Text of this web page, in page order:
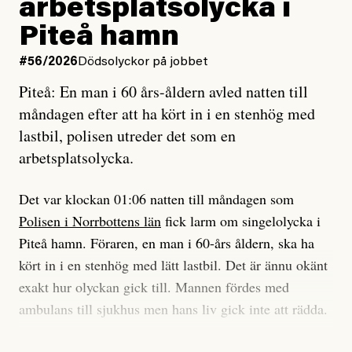
tidning?
Vad är bra journalistik?
Ett försök till korta svar som jag hoppas kan förtydliga
för Kuhn och Sassarinis-McGowan och andra hur jag
som chefredaktör ser på Dagens ETC:s uppdrag och
roll.
Vi skriver för våra läsare som vill bli informerade,
överraskade, bekräftade, utmanade – och som kräver
att vi granskar allt och alla.
Vi är som sagt en röd, grön och oberoende tidning.
Det betyder en annan journalistik än vad du hittar i
enligt uråldrig metod
och lade min sista ungdom
på att laga en gammal bod.
Jag sökte ljuset och meningen,
efter det som var rent, rätt och sant,
och aldrig såg jag det klarare än
när jag ombord på bussen hjälpte en tant.
#23/2026Intervjun
Jesper Lundby: ”Livet i sig
är ganska politiskt”
arbetsplatsolycka i
Piteå hamn
#56/2026 Dödsolyckor på jobbet
Piteå: En man i 60 års-åldern avled natten till
måndagen efter att ha kört in i en stenhög med
lastbil, polisen utreder det som en
arbetsplatsolycka.
Det var klockan 01:06 natten till måndagen som
Polisen i Norrbottens län fick larm om singelolycka i
Piteå hamn. Föraren, en man i 60-års åldern, ska ha
kört in i en stenhög med lätt lastbil. Det är ännu okänt
exakt hur olyckan gick till. Mannen fördes med
ambulans till sjukhus men hans liv gick inte att rädda.